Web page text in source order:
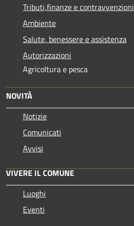
Tributi,finanze e contravvenzioni
Ambiente
Salute, benessere e assistenza
Autorizzazioni
Agricoltura e pesca
NOVITÀ
Notizie
Comunicati
Avvisi
VIVERE IL COMUNE
Luoghi
Eventi